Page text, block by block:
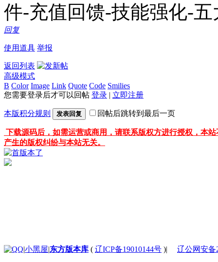
件-充值回馈-技能强化-
回复
使用道具 举报
返回列表
高级模式
B Color Image Link Quote Code Smilies
您需要登录后才可以回帖 登录 | 立即注册
本版积分规则 发表回复 回帖后跳转到最后一页
下载源码后，如需运营或商用，请联系版权方进行授权，本
产生的版权纠纷与本站无关。
|小黑屋|东方版本库 ( 辽ICP备19010144号 )| 辽公网安备